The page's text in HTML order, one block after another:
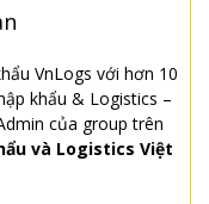
VnLogs với hơn 10
khẩu & Logistics –
của group trên
và Logistics Việt